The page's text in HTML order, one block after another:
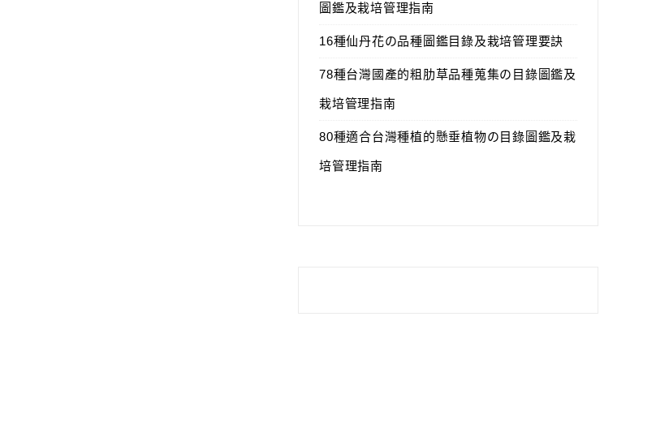
圖鑑及栽培管理指南
16種仙丹花の品種圖鑑目錄及栽培管理要訣
78種台灣國產的粗肋草品種蒐集の目錄圖鑑及
栽培管理指南
80種適合台灣種植的懸垂植物の目錄圖鑑及栽
培管理指南